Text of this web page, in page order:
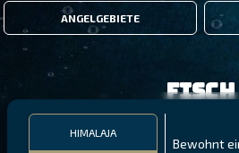
ANGELGEBIETE
HIMALAJA
Bewohnt
Fisch